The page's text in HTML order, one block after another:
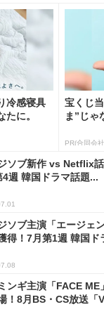
冷感寝具
に。
宝くじ
ま”じゃ
PR(合同会
ソブ新作 vs Netflix話
4週 韓国ドラマ話題...
ソブ主演「エージェ
得！7月第1週 韓国ド
ンギ主演「FACE ME
！8月BS・CS放送「